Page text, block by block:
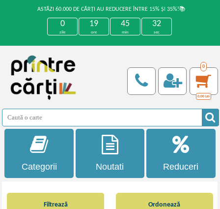
ASTĂZI 60.000 DE CĂRȚI AU REDUCERE ÎNTRE 15% ȘI 35%!📚
0
zile
19
ore
45
min
32
sec
0
0,00 Lei
Categorii Noutati Reduceri
Filtrează Ordonează